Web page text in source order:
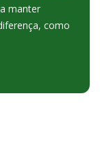
manter
como